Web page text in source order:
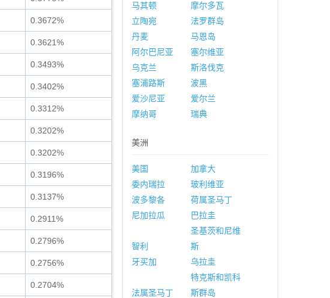
0.3672%
0.3621%
0.3493%
0.3402%
0.3312%
0.3202%
0.3202%
0.3196%
0.3137%
0.2911%
0.2796%
0.2756%
0.2704%
马其顿
摩尔多瓦
立陶宛
法罗群岛
丹麦
马恩岛
阿尔巴尼亚
塞尔维亚
乌克兰
斯洛伐克
塞浦路斯
波黑
爱沙尼亚
爱尔兰
摩纳哥
瑞典
美洲
美国
加拿大
委内瑞拉
玻利维亚
波多黎各
荷属圣马丁
尼加拉瓜
巴拉圭
智利
圣基茨和尼维
斯
牙买加
乌拉圭
法属圣马丁
特克斯和凯科
斯群岛